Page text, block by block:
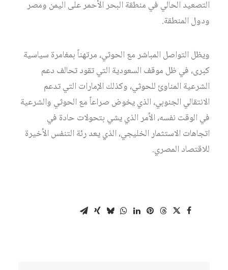
التصعيد الحالي في منطقة البحر الأحمر على اليمن ومصر
ودول المنطقة.
ويظل التواصل المباشر مع الحوثي، مرتهناً بمغامرة سياسية
كبرى، في ظل موقف السعودية التي تقود تحالف دعم
الشرعية المناوئ للحوثي، وكذلك الإمارات التي تدعم
الانتقالي الجنوبي، الذي يخوض صراعاً مع الحوثي والشرعية
في الوقت نفسه، الأمر الذي يشي بتحولات حادة في
اتجاهات الاستثمار الخليجي، الذي يعد رئة التنفس الأخيرة
للاقتصاد المصري.